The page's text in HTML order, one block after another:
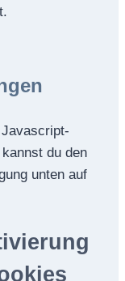
du den
unten auf